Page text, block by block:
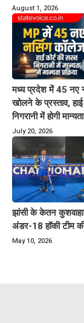
August 1, 2026
मध्य प्रदेश में 45 नए
खोलने के प्रस्ताव,
निगरानी में होगी
July 20, 2026
झांसी के केतन कुशवाहा
अंडर-18 हॉकी टीम
May 10, 2026